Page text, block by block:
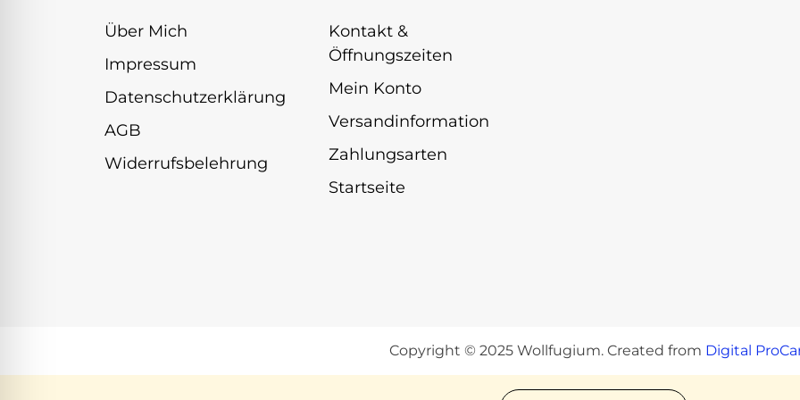
Über Mich
Impressum
Datenschutzerklärung
AGB
Widerrufsbelehrung
Kontakt &
Öffnungszeiten
Mein Konto
Versandinformation
Zahlungsarten
Startseite
Copyright © 2025 Wollfugium. Created from Digital